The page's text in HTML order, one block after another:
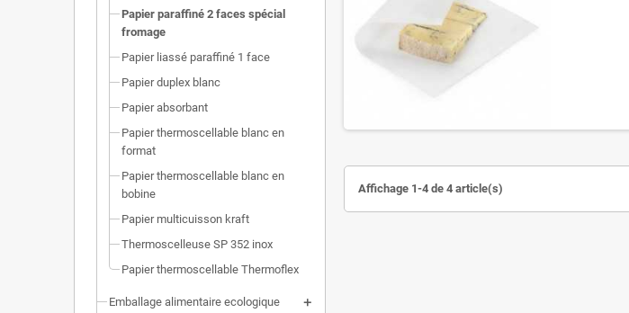
Papier paraffiné 2 faces spécial
fromage
Papier liassé paraffiné 1 face
Papier duplex blanc
Papier absorbant
Papier thermoscellable blanc en
format
Papier thermoscellable blanc en
bobine
Papier multicuisson kraft
Thermoscelleuse SP 352 inox
Papier thermoscellable Thermoflex
Emballage alimentaire ecologique
Affichage 1-4 de 4 article(s)